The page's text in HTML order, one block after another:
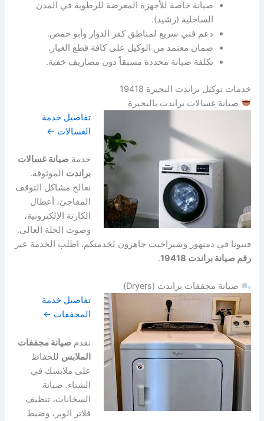
صيانة خاصة للأجهزة المعرضة للرطوبة في المدن
الساحلية (رشيد).
دعم فني سريع لمناطق كفر الدوار وأبو حمص.
ضمان معتمد من الوكيل على كافة قطع الغيار.
تكلفة صيانة محددة مسبقاً دون مصاريف خفية.
خدمات توكيل براندت البحيرة 19418
صيانة غسالات براندت بالبحيرة
تفاصيل خدمة
الغسالات ←
خدمة صيانة غسالات
براندت الموثوقة.
نعالج مشاكل التوقف
المفاجئ، أعطال
الكارتة الإلكترونية،
وصوت الحلة العالي.
فنيونا في دمنهور وشبراخيت جاهزون لخدمتكم. اطلب الخدمة عبر
رقم صيانة براندت 19418
.
صيانة مجففات براندت (Dryers)
تفاصيل خدمة
المجففات ←
نقدم صيانة مجففات
الملابس للحفاظ
على ملابسك في
الشتاء. صيانة
السخانات، تنظيف
فلاتر الوبر، وضبط